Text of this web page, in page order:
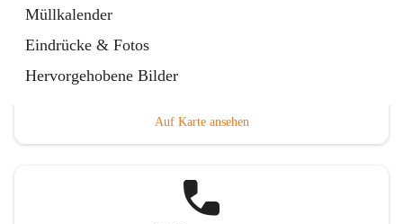
Müllkalender
Eindrücke & Fotos
Hervorgehobene BilderHauptadresse
Auf Karte ansehen